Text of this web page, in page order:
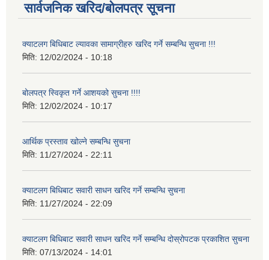
सार्वजनिक खरिद/बोलपत्र सूचना
क्याटलग बिधिबाट ल्यावका सामाग्रीहरु खरिद गर्ने सम्बन्धि सुचना !!!
मिति: 12/02/2024 - 10:18
बोलपत्र स्विकृत गर्ने आशयको सुचना !!!!
मिति: 12/02/2024 - 10:17
आर्थिक प्रस्ताव खोल्ने सम्बन्धि सुचना
मिति: 11/27/2024 - 22:11
क्याटलग बिधिबाट सवारी साधन खरिद गर्ने सम्बन्धि सुचना
मिति: 11/27/2024 - 22:09
क्याटलग बिधिबाट सवारी साधन खरिद गर्ने सम्बन्धि दोस्रोपटक प्रकाशित सुचना
मिति: 07/13/2024 - 14:01